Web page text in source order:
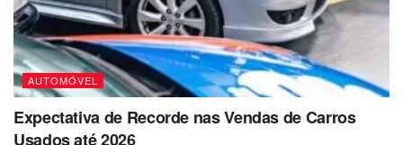
AUTOMÓVEL
Expectativa de Recorde nas Vendas de Carros
Usados até 2026